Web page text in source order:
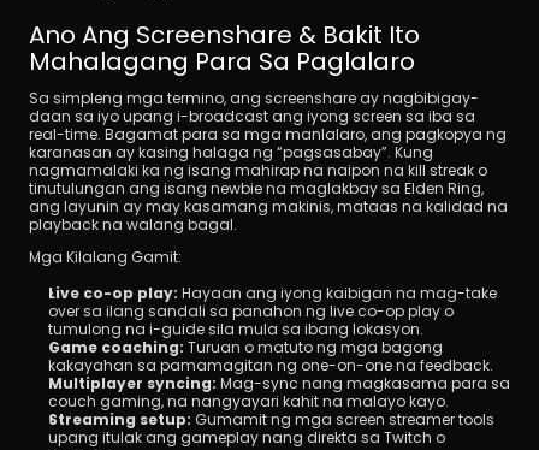
Ano Ang Screenshare & Bakit Ito
Mahalagang Para Sa Paglalaro
Sa simpleng mga termino, ang screenshare ay nagbibigay-
daan sa iyo upang i-broadcast ang iyong screen sa iba sa
real-time. Bagamat para sa mga manlalaro, ang pagkopya ng
karanasan ay kasing halaga ng “pagsasabay”. Kung
nagmamalaki ka ng isang mahirap na naipon na kill streak o
tinutulungan ang isang newbie na maglakbay sa Elden Ring,
ang layunin ay may kasamang makinis, mataas na kalidad na
playback na walang bagal.
Mga Kilalang Gamit:
Live co-op play: Hayaan ang iyong kaibigan na mag-take
over sa ilang sandali sa panahon ng live co-op play o
tumulong na i-guide sila mula sa ibang lokasyon.
Game coaching: Turuan o matuto ng mga bagong
kakayahan sa pamamagitan ng one-on-one na feedback.
Multiplayer syncing: Mag-sync nang magkasama para sa
couch gaming, na nangyayari kahit na malayo kayo.
Streaming setup: Gumamit ng mga screen streamer tools
upang itulak ang gameplay nang direkta sa Twitch o